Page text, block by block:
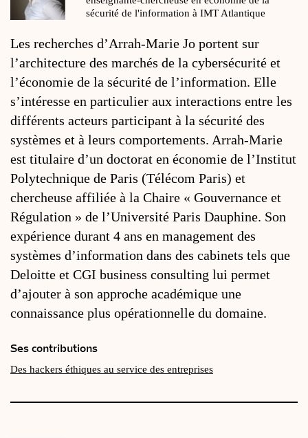
sécurité de l'information à IMT Atlantique
Les recherches d’Arrah-Marie Jo portent sur
l’architecture des marchés de la cybersécurité et
l’économie de la sécurité de l’information. Elle
s’intéresse en particulier aux interactions entre les
différents acteurs participant à la sécurité des
systèmes et à leurs comportements. Arrah-Marie
est titulaire d’un doctorat en économie de l’Institut
Polytechnique de Paris (Télécom Paris) et
chercheuse affiliée à la Chaire « Gouvernance et
Régulation » de l’Université Paris Dauphine. Son
expérience durant 4 ans en management des
systèmes d’information dans des cabinets tels que
Deloitte et CGI business consulting lui permet
d’ajouter à son approche académique une
connaissance plus opérationnelle du domaine.
Ses contributions
Des hackers éthiques au service des entreprises